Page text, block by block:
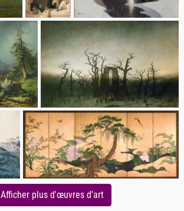
Afficher plus d'œuvres d'art